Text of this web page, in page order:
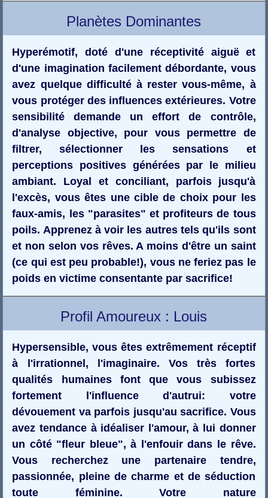
Planètes Dominantes
Hyperémotif, doté d'une réceptivité aiguë et
d'une imagination facilement débordante, vous
avez quelque difficulté à rester vous-même, à
vous protéger des influences extérieures. Votre
sensibilité demande un effort de contrôle,
d'analyse objective, pour vous permettre de
filtrer, sélectionner les sensations et
perceptions positives générées par le milieu
ambiant. Loyal et conciliant, parfois jusqu'à
l'excès, vous êtes une cible de choix pour les
faux-amis, les "parasites" et profiteurs de tous
poils. Apprenez à voir les autres tels qu'ils sont
et non selon vos rêves. A moins d'être un saint
(ce qui est peu probable!), vous ne feriez pas le
poids en victime consentante par sacrifice!
Profil Amoureux : Louis
Hypersensible, vous êtes extrêmement réceptif
à l'irrationnel, l'imaginaire. Vos très fortes
qualités humaines font que vous subissez
fortement l'influence d'autrui: votre
dévouement va parfois jusqu'au sacrifice. Vous
avez tendance à idéaliser l'amour, à lui donner
un côté "fleur bleue", à l'enfouir dans le rêve.
Vous recherchez une partenaire tendre,
passionnée, pleine de charme et de séduction
toute féminine. Votre nature